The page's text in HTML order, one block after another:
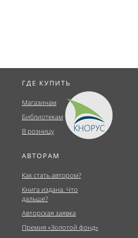
ГДЕ КУПИТЬ
Магазинам
Библиотекам
В розницу
АВТОРАМ
Как стать автором?
Книга издана. Что
дальше?
Авторская заявка
Премия «Золотой фонд»